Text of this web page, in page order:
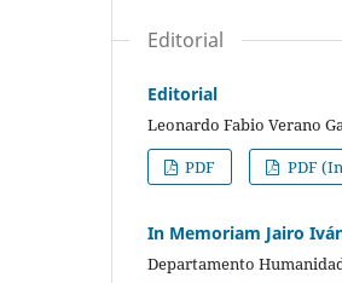
Editorial
Editorial
Leonardo Fabio Verano
PDF
PDF
In Memoriam Jairo
Departamento